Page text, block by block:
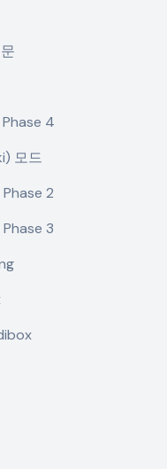
4
모드
2
3